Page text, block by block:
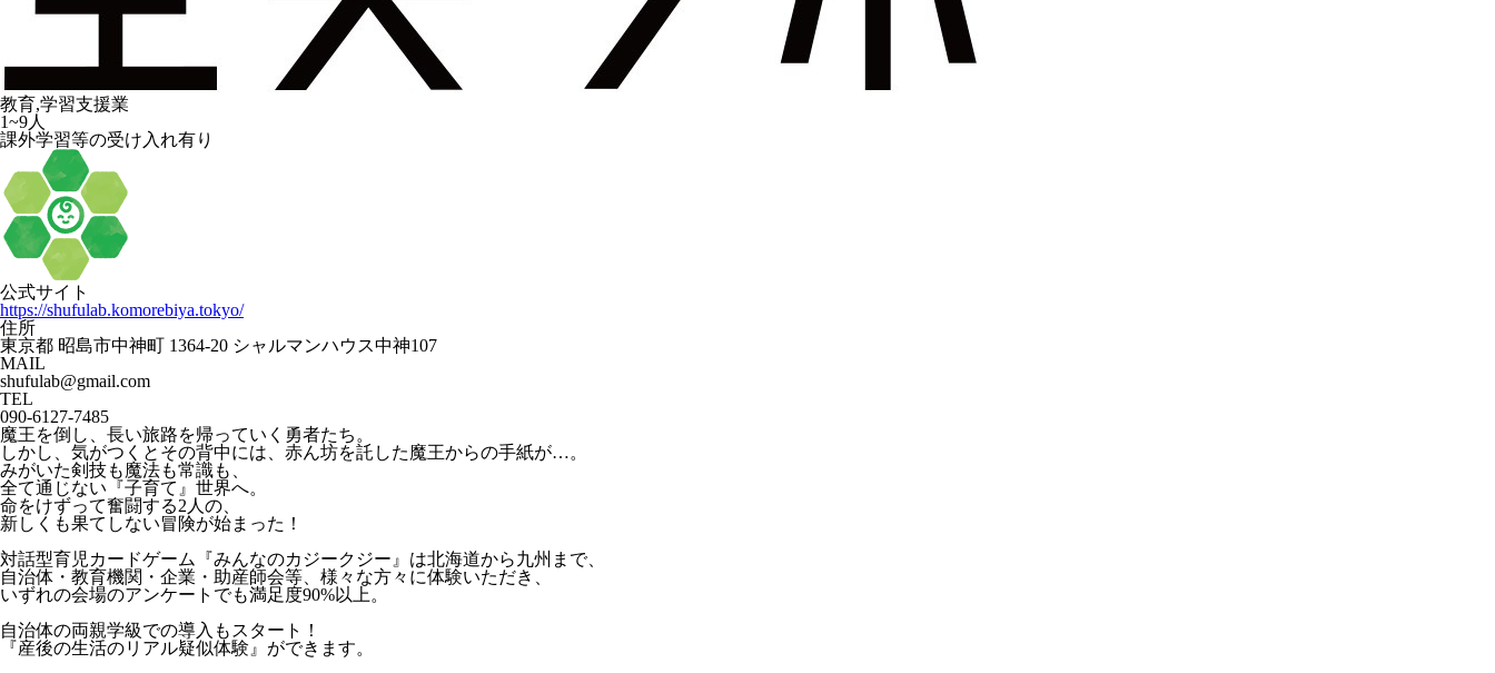
教育,学習支援業
1~9人
課外学習等の受け入れ有り
公式サイト
https://shufulab.komorebiya.tokyo/
住所
東京都 昭島市中神町 1364-20 シャルマンハウス中神107
MAIL
shufulab@gmail.com
TEL
090-6127-7485
魔王を倒し、長い旅路を帰っていく勇者たち。
しかし、気がつくとその背中には、赤ん坊を託した魔王からの手紙が…。
みがいた剣技も魔法も常識も、
全て通じない『子育て』世界へ。
命をけずって奮闘する2人の、
新しくも果てしない冒険が始まった！
対話型育児カードゲーム『みんなのカジークジー』は北海道から九州まで、
自治体・教育機関・企業・助産師会等、様々な方々に体験いただき、
いずれの会場のアンケートでも満足度90%以上。
自治体の両親学級での導入もスタート！
『産後の生活のリアル疑似体験』ができます。